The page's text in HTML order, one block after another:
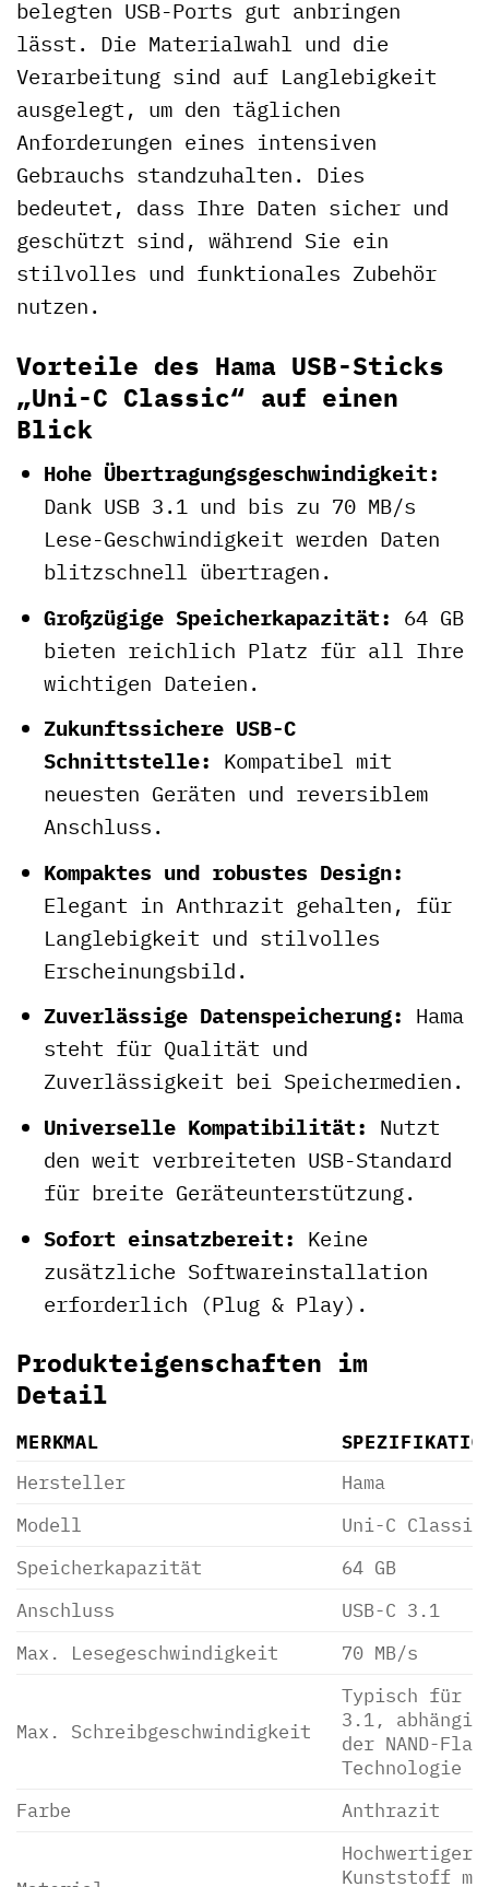
belegten USB-Ports gut anbringen
lässt. Die Materialwahl und die
Verarbeitung sind auf Langlebigkeit
ausgelegt, um den täglichen
Anforderungen eines intensiven
Gebrauchs standzuhalten. Dies
bedeutet, dass Ihre Daten sicher und
geschützt sind, während Sie ein
stilvolles und funktionales Zubehör
nutzen.
Vorteile des Hama USB-Sticks
„Uni-C Classic“ auf einen
Blick
Hohe Übertragungsgeschwindigkeit:
Dank USB 3.1 und bis zu 70 MB/s
Lese-Geschwindigkeit werden Daten
blitzschnell übertragen.
Großzügige Speicherkapazität: 64 GB
bieten reichlich Platz für all Ihre
wichtigen Dateien.
Zukunftssichere USB-C
Schnittstelle: Kompatibel mit
neuesten Geräten und reversiblem
Anschluss.
Kompaktes und robustes Design:
Elegant in Anthrazit gehalten, für
Langlebigkeit und stilvolles
Erscheinungsbild.
Zuverlässige Datenspeicherung: Hama
steht für Qualität und
Zuverlässigkeit bei Speichermedien.
Universelle Kompatibilität: Nutzt
den weit verbreiteten USB-Standard
für breite Geräteunterstützung.
Sofort einsatzbereit: Keine
zusätzliche Softwareinstallation
erforderlich (Plug & Play).
Produkteigenschaften im
Detail
MERKMAL
Hersteller
Hama
Modell
Uni-C Classic
Speicherkapazität
64 GB
Anschluss
USB-C 3.1
Max. Lesegeschwindigkeit
70 MB/s
Max. Schreibgeschwindigkeit
Typisch für
3.1, abhängig
der NAND-
Technologie
Farbe
Anthrazit
Hochwertiger
Kunststoff